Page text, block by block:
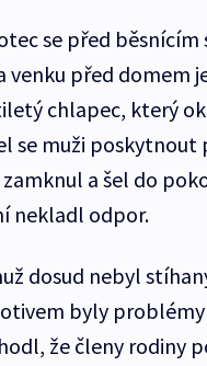
se před
venku před domem
chlapec, který
se muži
a šel do
nekladl odpor.
dosud nebyl
byly
že členy rodiny